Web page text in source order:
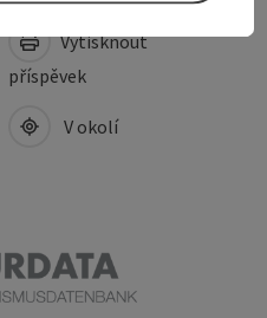
Vytisknout
příspěvek
V okolí